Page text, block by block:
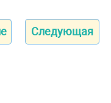
Следующая